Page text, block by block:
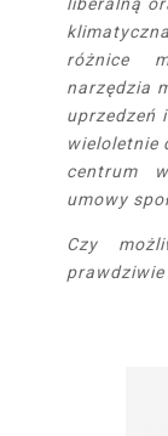
liberalną
różnice
narzędzia
uprzedzeń
wieloletnie
centrum
umowy
Czy